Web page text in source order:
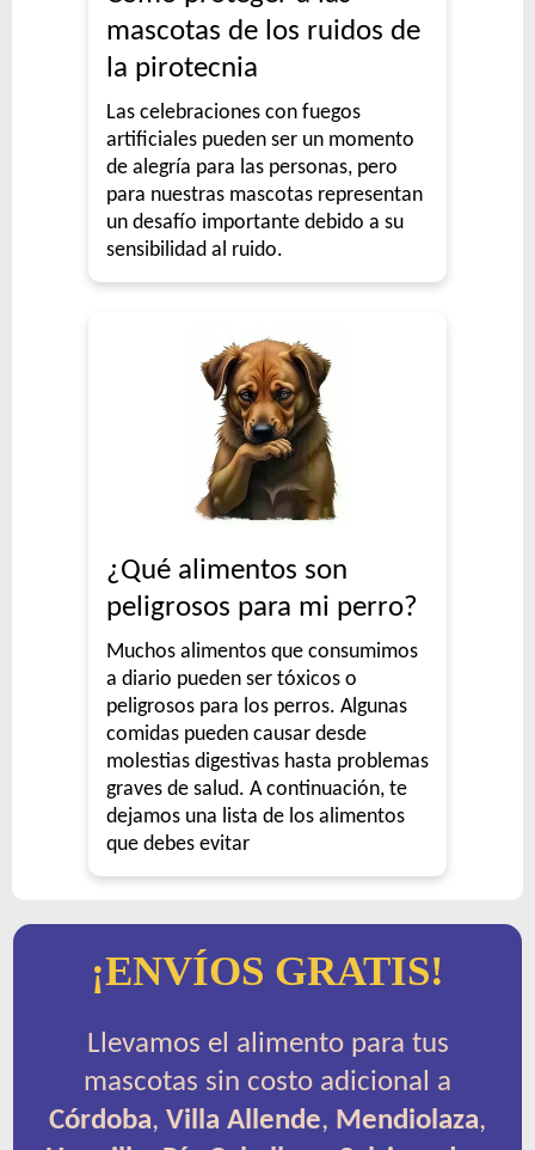
mascotas de los ruidos de
la pirotecnia
Las celebraciones con fuegos
artificiales pueden ser un momento
de alegría para las personas, pero
para nuestras mascotas representan
un desafío importante debido a su
sensibilidad al ruido.
¿Qué alimentos son
peligrosos para mi perro?
Muchos alimentos que consumimos
a diario pueden ser tóxicos o
peligrosos para los perros. Algunas
comidas pueden causar desde
molestias digestivas hasta problemas
graves de salud. A continuación, te
dejamos una lista de los alimentos
que debes evitar
¡ENVÍOS GRATIS!
Llevamos el alimento para tus
mascotas sin costo adicional a
Córdoba, Villa Allende, Mendiolaza,